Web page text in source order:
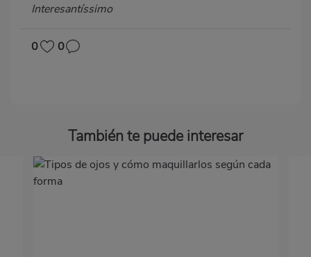
Interesantíssimo
0 0
También te puede interesar